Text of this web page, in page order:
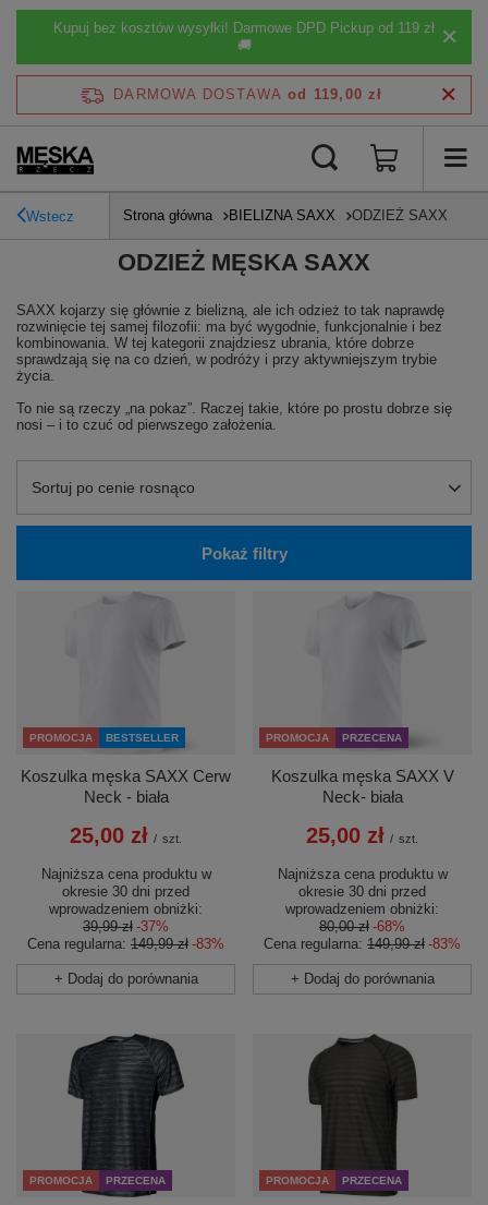
Kupuj bez kosztów wysyłki! Darmowe DPD Pickup od 119 zł
🚚
DARMOWA DOSTAWA od 119,00 zł
Wstecz Strona główna BIELIZNA SAXX ODZIEŻ SAXX
ODZIEŻ MĘSKA SAXX
SAXX kojarzy się głównie z bielizną, ale ich odzież to tak naprawdę
rozwinięcie tej samej filozofii: ma być wygodnie, funkcjonalnie i bez
kombinowania. W tej kategorii znajdziesz ubrania, które dobrze
sprawdzają się na co dzień, w podróży i przy aktywniejszym trybie
życia.
To nie są rzeczy „na pokaz”. Raczej takie, które po prostu dobrze się
nosi – i to czuć od pierwszego założenia.
Zmień sortowanie
Sortuj po cenie rosnąco
Pokaż filtry
PROMOCJA BESTSELLER
Koszulka męska SAXX Cerw
Neck - biała
25,00 zł / szt.
Najniższa cena produktu w
okresie 30 dni przed
wprowadzeniem obniżki:
39,99 zł -37%
Cena regularna: 149,99 zł -83%
+ Dodaj do porównania
PROMOCJA PRZECENA
Koszulka męska SAXX V
Neck- biała
25,00 zł / szt.
Najniższa cena produktu w
okresie 30 dni przed
wprowadzeniem obniżki:
80,00 zł -68%
Cena regularna: 149,99 zł -83%
+ Dodaj do porównania
PROMOCJA PRZECENA PROMOCJA PRZECENA